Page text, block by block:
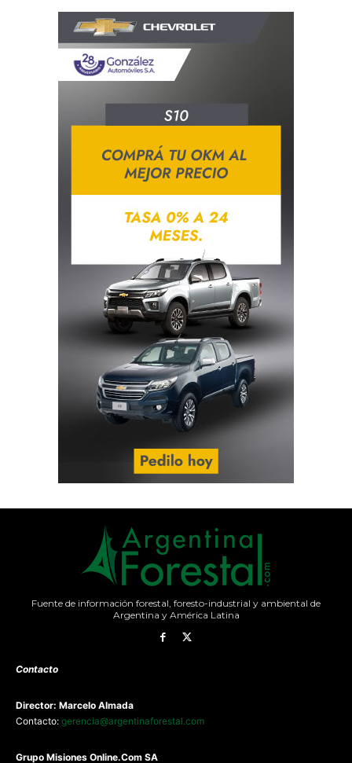
Fuente de información forestal, foresto-industrial y ambiental de
Argentina y América Latina
Contacto
Director: Marcelo Almada
Contacto: gerencia@argentinaforestal.com
Grupo Misiones Online.Com SA